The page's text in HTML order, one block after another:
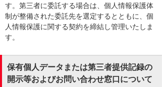
す。第三者に委託する場合は、個人情報保護体
制が整備された委託先を選定するとともに、個
人情報保護に関する契約を締結し管理いたしま
す。
保有個人データまたは第三者提供記録の
開示等およびお問い合わせ窓口について